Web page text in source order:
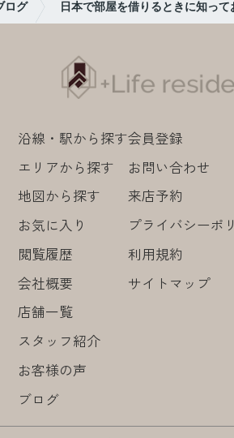
ログ 日本で部屋を借りるときに知っ
沿線・駅から探す
エリアから探す
地図から探す
お気に入り
閲覧履歴
会社概要
店舗一覧
スタッフ紹介
お客様の声
ブログ
会員登録
お問い合わせ
来店予約
プライバシーポ
利用規約
サイトマップ